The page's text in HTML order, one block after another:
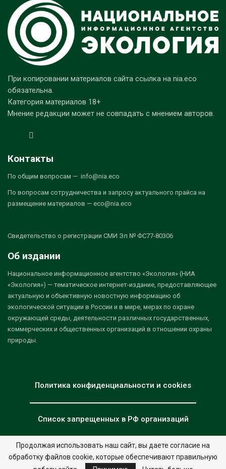
При копировании материалов сайта ссылка на nia.eco
обязательна.
Категория материалов 18+
Мнение редакции может не совпадать с мнением авторов.
Контакты
По общим вопросам — info@nia.eco
По вопросам сотрудничества и запросу актуального прайса на
размещение материалов — eco@nia.eco
Свидетельство о регистрации СМИ Эл № ФС77-80306
Об издании
Национальное информационное агентство «Экология» (НИА
«Экология») — тематическое интернет-издание, предоставляющее
актуальную и объективную новостную информацию об
экологической ситуации в России и в мире, мерах по охране
окружающей среды, деятельности различных государственных,
коммерческих и общественных организаций в отношении охраны
природы.
Политика конфиденциальности и cookies
Список запрещенных в РФ организаций
© 2026 - НИА "Экология". Все права защищены. Дизайн:nia.eco
Продолжая использовать наш сайт, вы даете согласие на
обработку файлов cookie, которые обеспечивают правильную